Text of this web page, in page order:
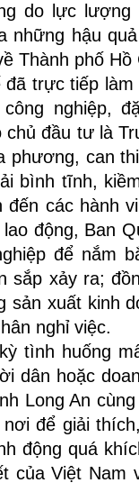
do lực lượng
những hậu
Thành phố Hồ
đã trực tiếp
nghiệp,
chủ đầu tư là
phương, can
bình tĩnh,
các hành
động, Ban
để nắm
sắp xảy ra;
sản xuất kinh
nghỉ việc.
tình huống
dân hoặc
Long An
để giải
động quá
của Việt